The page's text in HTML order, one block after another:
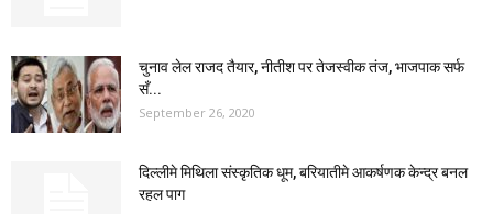
चुनाव लेल राजद तैयार, नीतीश पर तेजस्वीक तंज, भाजपाक सर्फ
सँ...
September 26, 2020
दिल्लीमे मिथिला संस्कृतिक धूम, बरियातीमे आकर्षणक केन्द्र बनल
रहल पाग